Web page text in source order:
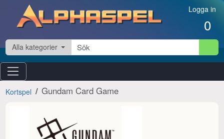
Hoppa till innehåll Logga in
0
Alla kategorier
Kortspel Gundam Card Game